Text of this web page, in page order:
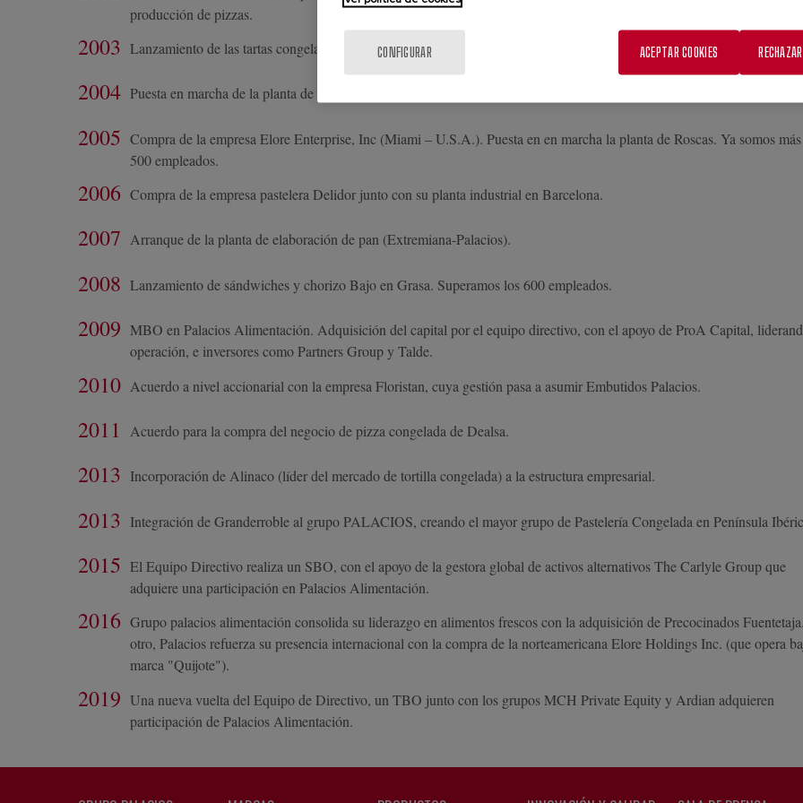
producción de pizzas.
2003 Lanzamiento de las tartas congeladas.
2004 Puesta en marcha de la planta de platos preparados. Lanzamiento de "A Fuego Lento" y de las tartas Tentadore”.
2005 Compra de la empresa Elore Enterprise, Inc (Miami – U.S.A.). Puesta en en marcha la planta de Roscas. Ya somos
500 empleados.
2006 Compra de la empresa pastelera Delidor junto con su planta industrial en Barcelona.
2007 Arranque de la planta de elaboración de pan (Extremiana-Palacios).
2008 Lanzamiento de sándwiches y chorizo Bajo en Grasa. Superamos los 600 empleados.
2009 MBO en Palacios Alimentación. Adquisición del capital por el equipo directivo, con el apoyo de ProA Capital,
operación, e inversores como Partners Group y Talde.
2010 Acuerdo a nivel accionarial con la empresa Floristan, cuya gestión pasa a asumir Embutidos Palacios.
2011 Acuerdo para la compra del negocio de pizza congelada de Dealsa.
2013 Incorporación de Alinaco (líder del mercado de tortilla congelada) a la estructura empresarial.
2013 Integración de Granderroble al grupo PALACIOS, creando el mayor grupo de Pastelería Congelada en Península
2015 El Equipo Directivo realiza un SBO, con el apoyo de la gestora global de activos alternativos The Carlyle Group que
adquiere una participación en Palacios Alimentación.
2016 Grupo palacios alimentación consolida su liderazgo en alimentos frescos con la adquisición de Precocinados
otro, Palacios refuerza su presencia internacional con la compra de la norteamericana Elore Holdings Inc. (que opera
marca "Quijote").
2019 Una nueva vuelta del Equipo de Directivo, un TBO junto con los grupos MCH Private Equity y Ardian adquieren
participación de Palacios Alimentación.
CONFIGURAR ACEPTAR COOKIES